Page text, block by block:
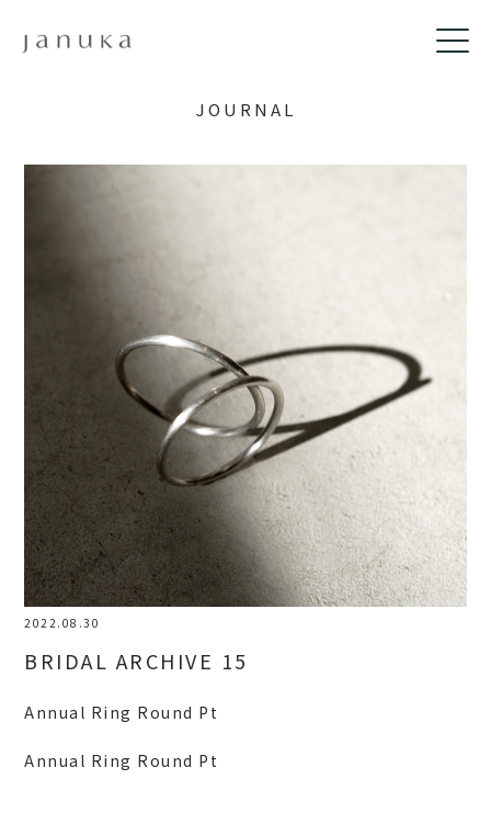
JOURNAL
2022.08.30
BRIDAL ARCHIVE 15
Annual Ring Round Pt
Annual Ring Round Pt